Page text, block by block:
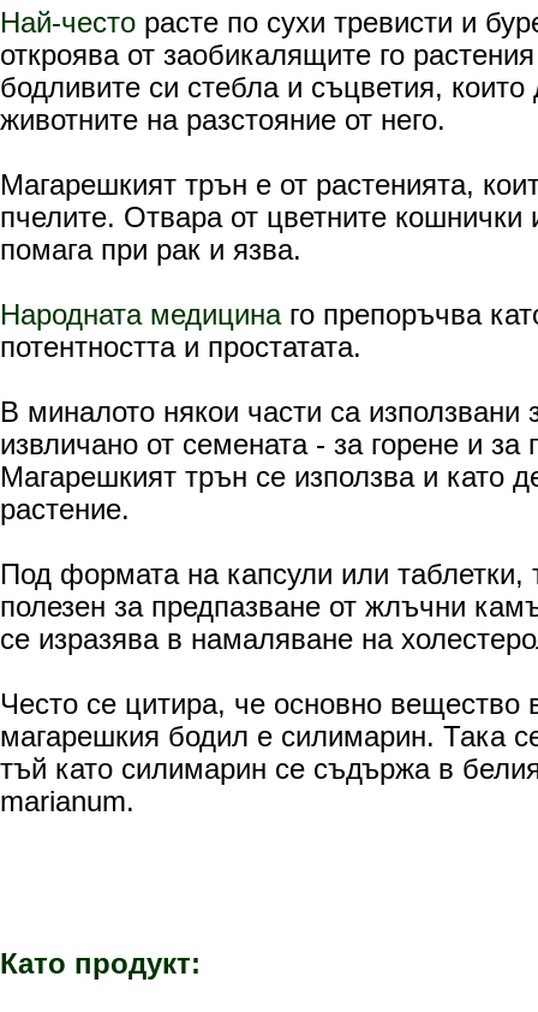
Най-често расте по сухи тревисти и
откроява от заобикалящите го
бодливите си стебла и съцветия,
животните на разстояние от него.
Магарешкият трън e от растенията,
пчелите. Отвара от цветните кошнички
помага при рак и язва.
Народната медицинаго препоръчва
потентността и простатата.
В миналото някои части са използвани
извличано от семената - за горене и за
Магарешкият трън се използва и като
растение.
Под формата на капсули или
полезен за предпазване от жлъчни
се изразява в намаляване на
Често се цитира, че основно вещество
магарешкия бодил е силимарин. Така
тъй като силимарин се съдържа в
marianum.
Като продукт: